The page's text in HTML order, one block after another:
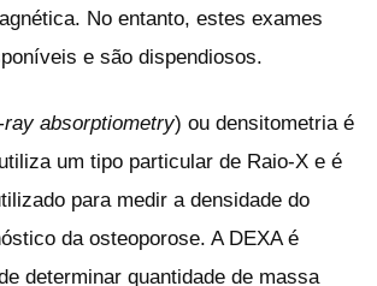
No entanto, estes exames
e são dispendiosos.
ray absorptiometry) ou densitometria é
um tipo particular de Raio-X e é
para medir a densidade do
da osteoporose. A DEXA é
determinar quantidade de massa